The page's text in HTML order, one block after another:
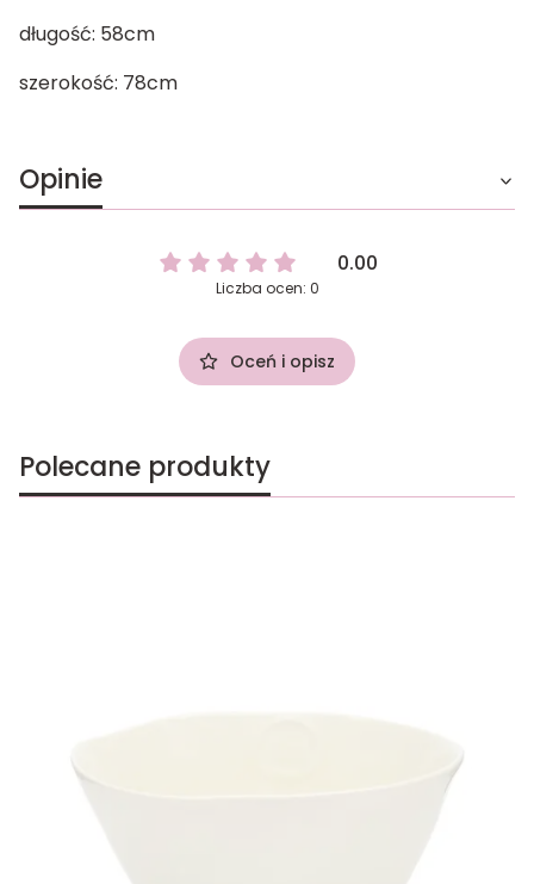
długość: 58cm
szerokość: 78cm
Opinie
0.00
Liczba ocen: 0
Oceń i opisz
Polecane produkty